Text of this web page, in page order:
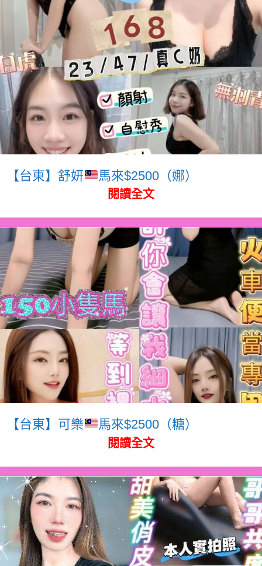
【台東】舒妍 馬來$2500（娜）
閱讀全文
【台東】可樂 馬來$2500（糖）
閱讀全文